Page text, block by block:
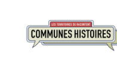
contenu